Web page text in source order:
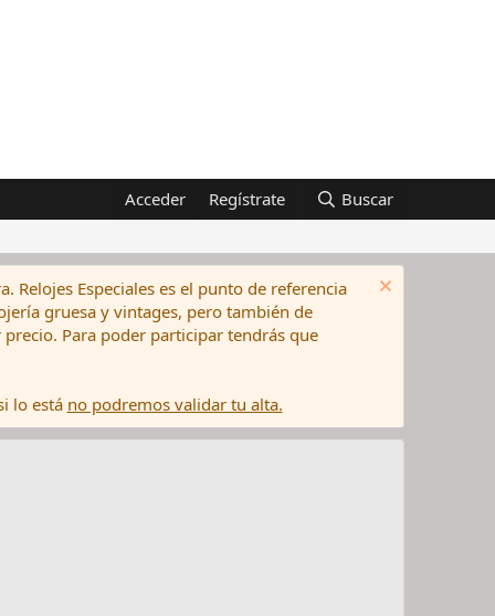
Acceder Regístrate Buscar
Relojes Especiales es el punto de referencia
gruesa y vintages, pero también de
Para poder participar tendrás que
lo está no podremos validar tu alta.